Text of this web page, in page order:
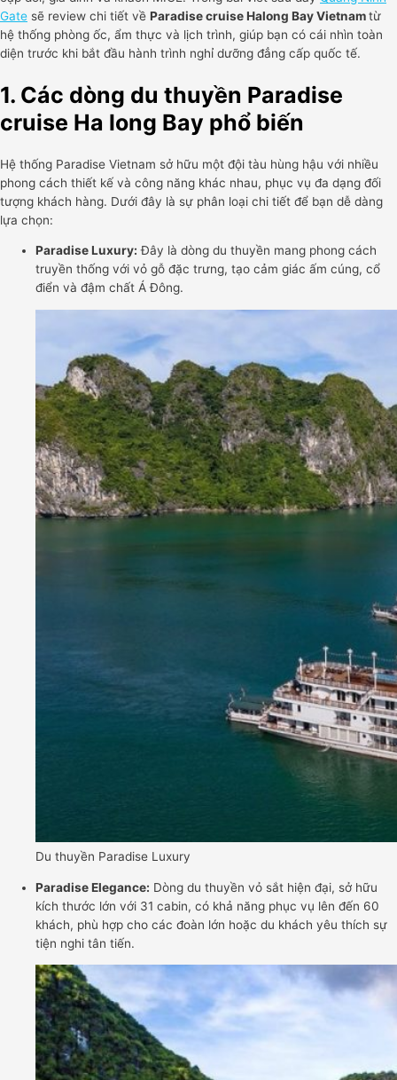
Gate sẽ review chi tiết về Paradise cruise Halong Bay Vietnamtừ
hệ thống phòng ốc, ẩm thực và lịch trình, giúp bạn có cái nhìn toàn
diện trước khi bắt đầu hành trình nghỉ dưỡng đẳng cấp quốc tế.
1. Các dòng du thuyền Paradise
cruise Ha long Bay phổ biến
Hệ thống Paradise Vietnam sở hữu một đội tàu hùng hậu với nhiều
phong cách thiết kế và công năng khác nhau, phục vụ đa dạng đối
tượng khách hàng. Dưới đây là sự phân loại chi tiết để bạn dễ dàng
lựa chọn:
Paradise Luxury: Đây là dòng du thuyền mang phong cách
truyền thống với vỏ gỗ đặc trưng, tạo cảm giác ấm cúng, cổ
điển và đậm chất Á Đông.
Du thuyền Paradise Luxury
Paradise Elegance: Dòng du thuyền vỏ sắt hiện đại, sở hữu
kích thước lớn với 31 cabin, có khả năng phục vụ lên đến 60
khách, phù hợp cho các đoàn lớn hoặc du khách yêu thích sự
tiện nghi tân tiến.